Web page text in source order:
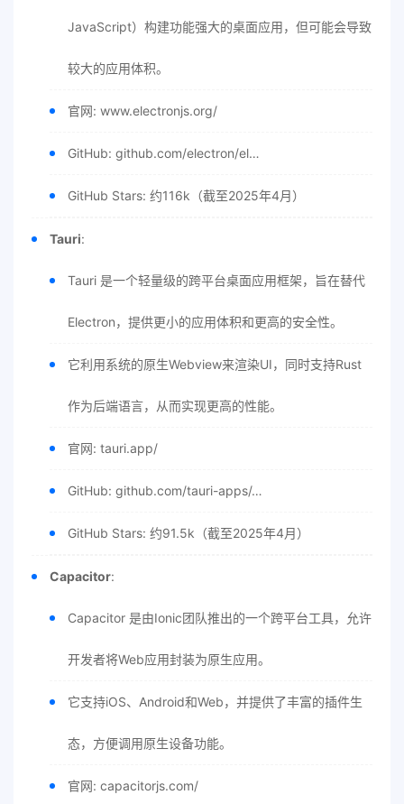
JavaScript）构建功能强大的桌面应用，但可能会导致
较大的应用体积。
官网: www.electronjs.org/
GitHub: github.com/electron/el…
GitHub Stars: 约116k（截至2025年4月）
Tauri:
Tauri 是一个轻量级的跨平台桌面应用框架，旨在替代
Electron，提供更小的应用体积和更高的安全性。
它利用系统的原生Webview来渲染UI，同时支持Rust
作为后端语言，从而实现更高的性能。
官网: tauri.app/
GitHub: github.com/tauri-apps/…
GitHub Stars: 约91.5k（截至2025年4月）
Capacitor:
Capacitor 是由Ionic团队推出的一个跨平台工具，允许
开发者将Web应用封装为原生应用。
它支持iOS、Android和Web，并提供了丰富的插件生
态，方便调用原生设备功能。
官网: capacitorjs.com/